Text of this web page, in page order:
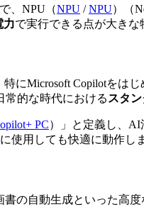
、 NPU（NPU /NPU）
（
力で実行できる点が大きな
にMicrosoft Copilotをは
常的な時代における スタ
PC）
」と定義し、
使用しても快適に動作し
の自動生成といった高